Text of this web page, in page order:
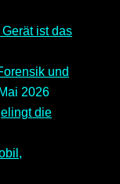
ist das
und
2026
die